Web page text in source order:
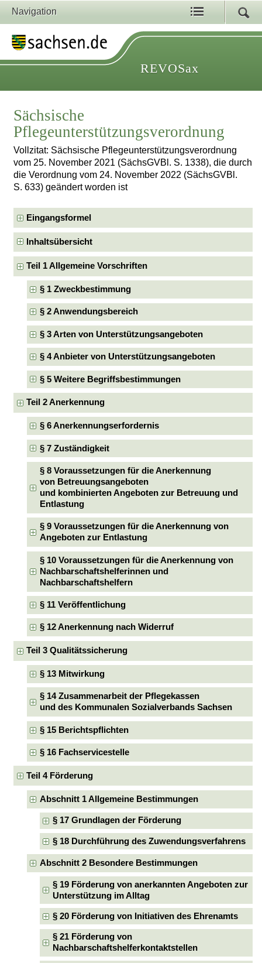
Navigation
REVOSax
Sächsische
Pflegeunterstützungsverordnung
Vollzitat: Sächsische Pflegeunterstützungsverordnung
vom 25. November 2021 (SächsGVBl. S. 1338), die durch
die Verordnung vom 24. November 2022 (SächsGVBl.
S. 633) geändert worden ist
Eingangsformel
Inhaltsübersicht
Teil 1 Allgemeine Vorschriften
§ 1 Zweckbestimmung
§ 2 Anwendungsbereich
§ 3 Arten von Unterstützungsangeboten
§ 4 Anbieter von Unterstützungsangeboten
§ 5 Weitere Begriffsbestimmungen
Teil 2 Anerkennung
§ 6 Anerkennungserfordernis
§ 7 Zuständigkeit
§ 8 Voraussetzungen für die Anerkennung
von Betreuungsangeboten
und kombinierten Angeboten zur Betreuung und
Entlastung
§ 9 Voraussetzungen für die Anerkennung von
Angeboten zur Entlastung
§ 10 Voraussetzungen für die Anerkennung von
Nachbarschaftshelferinnen und
Nachbarschaftshelfern
§ 11 Veröffentlichung
§ 12 Anerkennung nach Widerruf
Teil 3 Qualitätssicherung
§ 13 Mitwirkung
§ 14 Zusammenarbeit der Pflegekassen
und des Kommunalen Sozialverbands Sachsen
§ 15 Berichtspflichten
§ 16 Fachservicestelle
Teil 4 Förderung
Abschnitt 1 Allgemeine Bestimmungen
§ 17 Grundlagen der Förderung
§ 18 Durchführung des Zuwendungsverfahrens
Abschnitt 2 Besondere Bestimmungen
§ 19 Förderung von anerkannten Angeboten zur
Unterstützung im Alltag
§ 20 Förderung von Initiativen des Ehrenamts
§ 21 Förderung von
Nachbarschaftshelferkontaktstellen